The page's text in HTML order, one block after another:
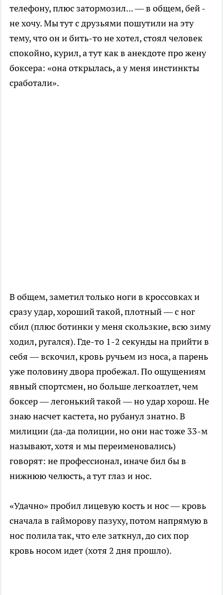
телефону, плюс затормозил... — в общем, бей -
не хочу. Мы тут с друзьями пошутили на эту
тему, что он и бить-то не хотел, стоял человек
спокойно, курил, а тут как в анекдоте про жену
боксера: «она открылась, а у меня инстинкты
сработали».
В общем, заметил только ноги в кроссовках и
сразу удар, хороший такой, плотный — с ног
сбил (плюс ботинки у меня скользкие, всю зиму
ходил, ругался). Где-то 1-2 секунды на прийти в
себя — вскочил, кровь ручьем из носа, а парень
уже половину двора пробежал. По ощущениям
явный спортсмен, но больше легкоатлет, чем
боксер — легонький такой — но удар хорош. Не
знаю насчет кастета, но рубанул знатно. В
милиции (да-да полиции, но они нас тоже 33-м
называют, хотя и мы переименовались)
говорят: не профессионал, иначе бил бы в
нижнюю челюсть, а тут глаз и нос.
«Удачно» пробил лицевую кость и нос — кровь
сначала в гайморову пазуху, потом напрямую в
нос полила так, что еле заткнул, до сих пор
кровь носом идет (хотя 2 дня прошло).